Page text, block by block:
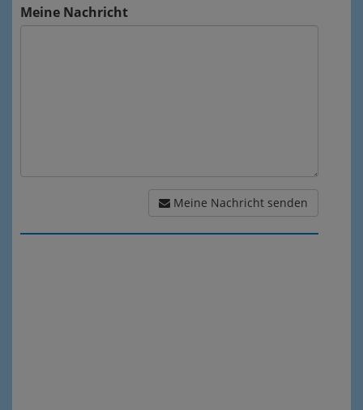
Meine Nachricht
Meine Nachricht senden